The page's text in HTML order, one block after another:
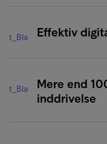
Effektiv
Mere end
inddrivelse